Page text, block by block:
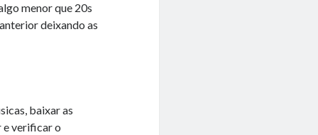
menor que 20s
deixando as
baixar as
e verificar o